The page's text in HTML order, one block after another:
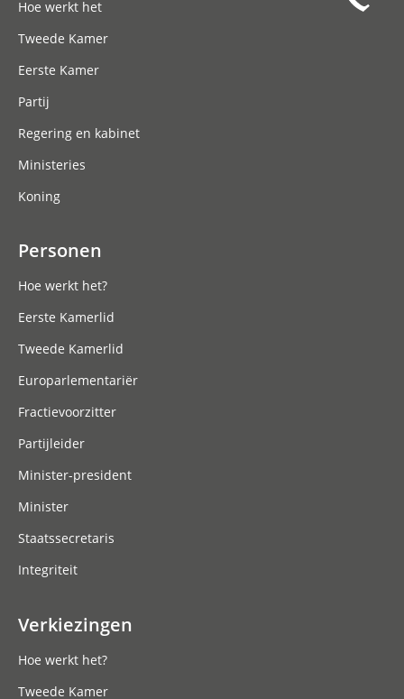
Hoe werkt het
Tweede Kamer
Eerste Kamer
Partij
Regering en kabinet
Ministeries
Koning
Personen
Hoe werkt het?
Eerste Kamerlid
Tweede Kamerlid
Europarlementariër
Fractievoorzitter
Partijleider
Minister-president
Minister
Staatssecretaris
Integriteit
Verkiezingen
Hoe werkt het?
Tweede Kamer